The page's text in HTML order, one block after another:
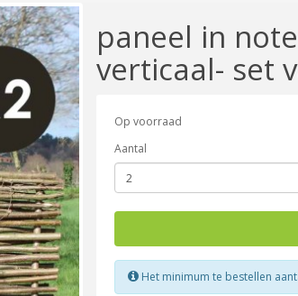
paneel in
verticaal- set
Op voorraad
Aantal
Het minimum te bestellen